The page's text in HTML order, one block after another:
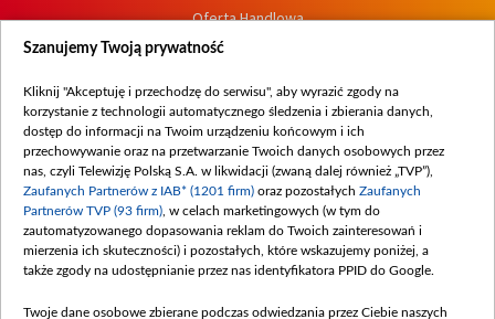
Oferta Handlowa
Dostępność
Procedura zgłoszeń wewnętrznych
Szanujemy Twoją prywatność
Kliknij "Akceptuję i przechodzę do serwisu", aby wyrazić zgody na
korzystanie z technologii automatycznego śledzenia i zbierania danych,
dostęp do informacji na Twoim urządzeniu końcowym i ich
przechowywanie oraz na przetwarzanie Twoich danych osobowych przez
nas, czyli Telewizję Polską S.A. w likwidacji (zwaną dalej również „TVP”),
Zaufanych Partnerów z IAB* (1201 firm) oraz pozostałych Zaufanych
Partnerów TVP (93 firm) , w celach marketingowych (w tym do
zautomatyzowanego dopasowania reklam do Twoich zainteresowań i
mierzenia ich skuteczności) i pozostałych, które wskazujemy poniżej, a
także zgody na udostępnianie przez nas identyfikatora PPID do Google.
Twoje dane osobowe zbierane podczas odwiedzania przez Ciebie naszych